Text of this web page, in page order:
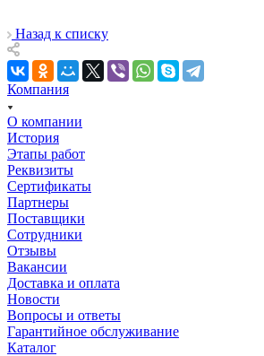
Назад к списку
Компания
О компании
История
Этапы работ
Реквизиты
Сертификаты
Партнеры
Поставщики
Сотрудники
Отзывы
Вакансии
Доставка и оплата
Новости
Вопросы и ответы
Гарантийное обслуживание
Каталог